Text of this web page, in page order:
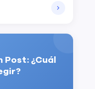
Post: ¿Cuál